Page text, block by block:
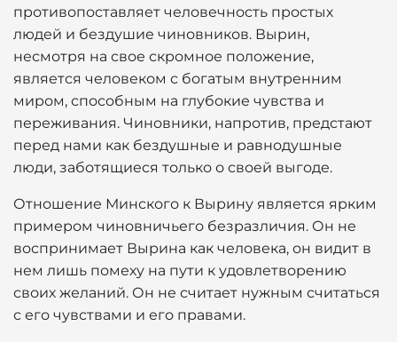
противопоставляет человечность простых
людей и бездушие чиновников. Вырин,
несмотря на свое скромное положение,
является человеком с богатым внутренним
миром, способным на глубокие чувства и
переживания. Чиновники, напротив, предстают
перед нами как бездушные и равнодушные
люди, заботящиеся только о своей выгоде.
Отношение Минского к Вырину является ярким
примером чиновничьего безразличия. Он не
воспринимает Вырина как человека, он видит в
нем лишь помеху на пути к удовлетворению
своих желаний. Он не считает нужным считаться
с его чувствами и его правами.